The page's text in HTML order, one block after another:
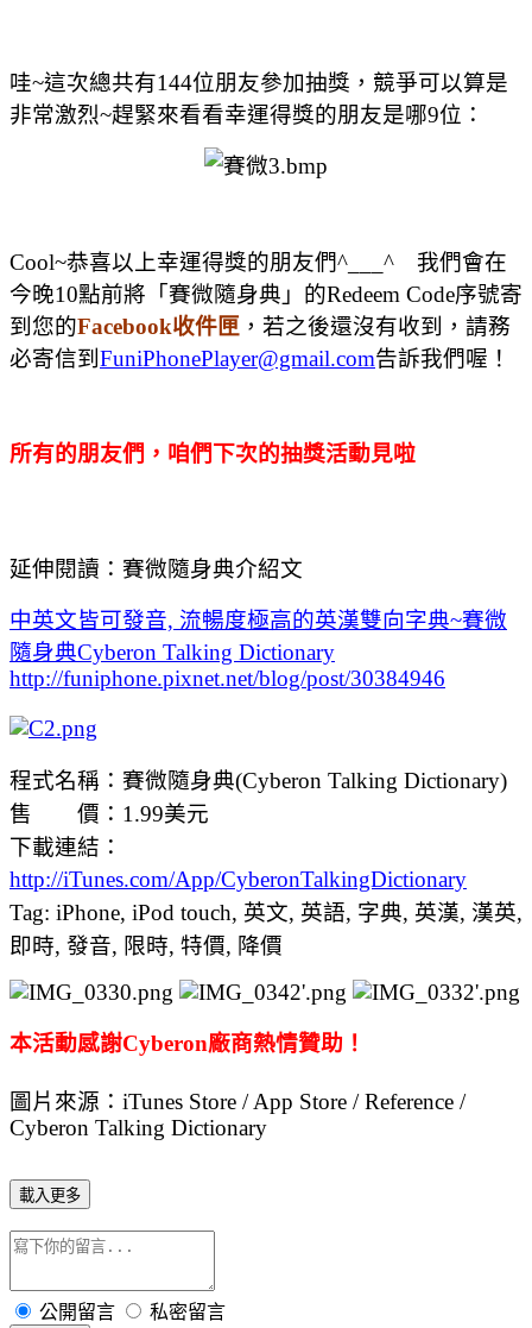
哇~這次總共有144位朋友參加抽獎，競爭可以算是
非常激烈~趕緊來看看幸運得獎的朋友是哪9位：
Cool~恭喜以上幸運得獎的朋友們^___^ 我們會在
今晚10點前將「賽微隨身典」的Redeem Code序號寄
到您的Facebook收件匣 ，若之後還沒有收到，請務
必寄信到 FuniPhonePlayer@gmail.com告訴我們喔！
所有的朋友們，咱們下次的抽獎活動見啦
延伸閱讀：賽微隨身典介紹文
中英文皆可發音, 流暢度極高的英漢雙向字典~賽微
隨身典Cyberon Talking Dictionary
http://funiphone.pixnet.net/blog/post/30384946
程式名稱：賽微隨身典(Cyberon Talking Dictionary)
售 價：1.99美元
下載連結：
http://iTunes.com/App/CyberonTalkingDictionary
Tag: iPhone, iPod touch, 英文, 英語, 字典, 英漢, 漢英,
即時, 發音, 限時, 特價, 降價
本活動感謝Cyberon廠商熱情贊助！
圖片來源：iTunes Store / App Store / Reference /
Cyberon Talking Dictionary
載入更多
公開留言 私密留言